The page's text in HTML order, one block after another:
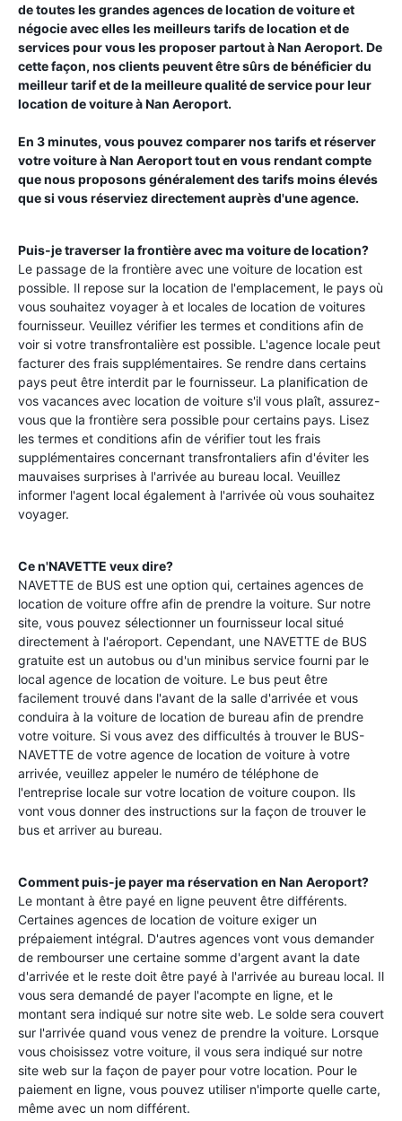
de toutes les grandes agences de location de voiture et
négocie avec elles les meilleurs tarifs de location et de
services pour vous les proposer partout àNan Aeroport. De
cette façon, nos clients peuvent être sûrs de bénéficier du
meilleur tarif et de la meilleure qualité de service pour leur
location de voiture àNan Aeroport.
En 3 minutes, vous pouvez comparer nos tarifs et réserver
votre voiture àNan Aeroporttout en vous rendant compte
que nous proposons généralement des tarifs moins élevés
que si vous réserviez directement auprès d'une agence.
Puis-je traverser la frontière avec ma voiture de location?
Le passage de la frontière avec une voiture de location est
possible. Il repose sur la location de l'emplacement, le pays où
vous souhaitez voyager à et locales de location de voitures
fournisseur. Veuillez vérifier les termes et conditions afin de
voir si votre transfrontalière est possible. L'agence locale peut
facturer des frais supplémentaires. Se rendre dans certains
pays peut être interdit par le fournisseur. La planification de
vos vacances avec location de voiture s'il vous plaît, assurez-
vous que la frontière sera possible pour certains pays. Lisez
les termes et conditions afin de vérifier tout les frais
supplémentaires concernant transfrontaliers afin d'éviter les
mauvaises surprises à l'arrivée au bureau local. Veuillez
informer l'agent local également à l'arrivée où vous souhaitez
voyager.
Ce n'NAVETTE veux dire?
NAVETTE de BUS est une option qui, certaines agences de
location de voiture offre afin de prendre la voiture. Sur notre
site, vous pouvez sélectionner un fournisseur local situé
directement à l'aéroport. Cependant, une NAVETTE de BUS
gratuite est un autobus ou d'un minibus service fourni par le
local agence de location de voiture. Le bus peut être
facilement trouvé dans l'avant de la salle d'arrivée et vous
conduira à la voiture de location de bureau afin de prendre
votre voiture. Si vous avez des difficultés à trouver le BUS-
NAVETTE de votre agence de location de voiture à votre
arrivée, veuillez appeler le numéro de téléphone de
l'entreprise locale sur votre location de voiture coupon. Ils
vont vous donner des instructions sur la façon de trouver le
bus et arriver au bureau.
Comment puis-je payer ma réservation en Nan Aeroport?
Le montant à être payé en ligne peuvent être différents.
Certaines agences de location de voiture exiger un
prépaiement intégral. D'autres agences vont vous demander
de rembourser une certaine somme d'argent avant la date
d'arrivée et le reste doit être payé à l'arrivée au bureau local. Il
vous sera demandé de payer l'acompte en ligne, et le
montant sera indiqué sur notre site web. Le solde sera couvert
sur l'arrivée quand vous venez de prendre la voiture. Lorsque
vous choisissez votre voiture, il vous sera indiqué sur notre
site web sur la façon de payer pour votre location. Pour le
paiement en ligne, vous pouvez utiliser n'importe quelle carte,
même avec un nom différent.